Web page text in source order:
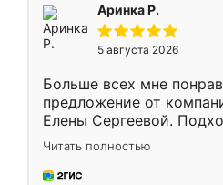
Аринка Р.
5 августа 2026
Больше всех мне
предложение от
Елены Сергеевой.
короткие сроки
для замера сотрудник
предложил по моему
Читать полностью